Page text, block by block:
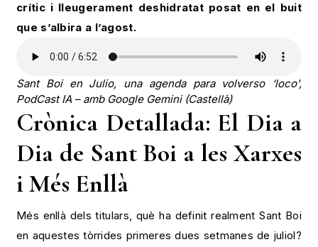
crític i lleugerament deshidratat posat en el buit
que s’albira a l’agost.
Sant Boi en Julio, una agenda para volverso ‘loco’,
PodCast IA – amb Google Gemini (Castellà)
Crònica Detallada: El Dia a
Dia de Sant Boi a les Xarxes
i Més Enllà
Més enllà dels titulars, què ha definit realment Sant Boi
en aquestes tòrrides primeres dues setmanes de juliol?